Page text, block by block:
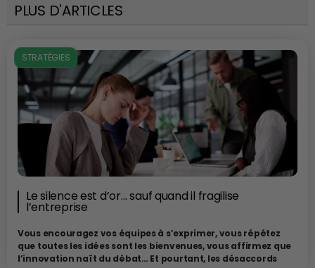
PLUS D'ARTICLES
STRATÉGIES
Le silence est d’or… sauf quand il fragilise
l’entreprise
Vous encouragez vos équipes à s’exprimer, vous répétez
que toutes les idées sont les bienvenues, vous affirmez que
l’innovation naît du débat… Et pourtant, les désaccords